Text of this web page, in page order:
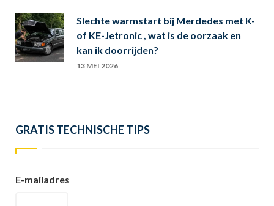
Slechte warmstart bij Merdedes met K-
of KE-Jetronic , wat is de oorzaak en
kan ik doorrijden?
13 MEI 2026
GRATIS TECHNISCHE TIPS
E-mailadres